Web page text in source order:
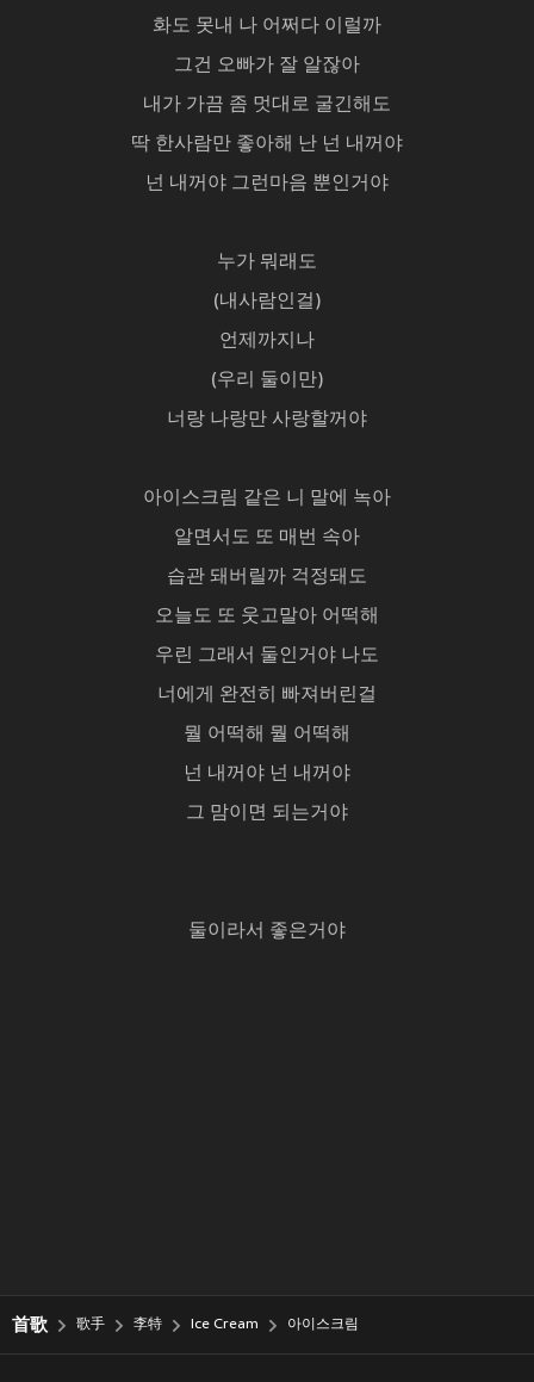
화도 못내 나 어쩌다 이럴까
그건 오빠가 잘 알잖아
내가 가끔 좀 멋대로 굴긴해도
딱 한사람만 좋아해 난 넌 내꺼야
넌 내꺼야 그런마음 뿐인거야
누가 뭐래도
(내사람인걸)
언제까지나
(우리 둘이만)
너랑 나랑만 사랑할꺼야
아이스크림 같은 니 말에 녹아
알면서도 또 매번 속아
습관 돼버릴까 걱정돼도
오늘도 또 웃고말아 어떡해
우린 그래서 둘인거야 나도
너에게 완전히 빠져버린걸
뭘 어떡해 뭘 어떡해
넌 내꺼야 넌 내꺼야
그 맘이면 되는거야
둘이라서 좋은거야
首歌 歌手 李特 Ice Cream 아이스크림